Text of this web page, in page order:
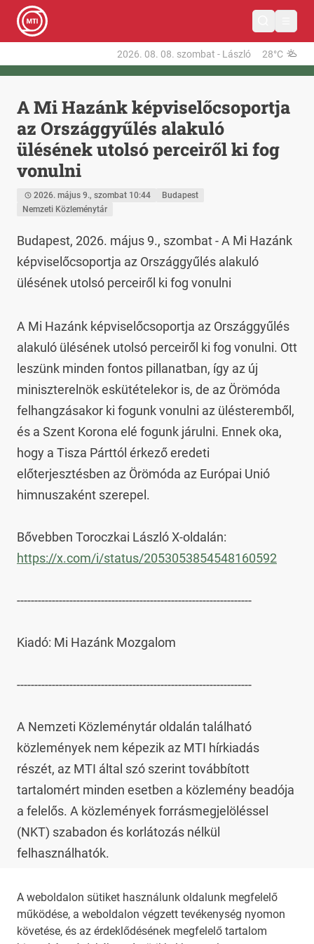
A weboldalon sütiket használunk oldalunk megfelelő
működése, a weboldalon végzett tevékenység nyomon
követése, és az érdeklődésének megfelelő tartalom
2026. 08. 08. szombat - László 28°C
A Mi Hazánk képviselőcsoportja
az Országgyűlés alakuló
ülésének utolsó perceiről ki fog
vonulni
2026. május 9., szombat 10:44
Budapest
Nemzeti Közleménytár
Budapest, 2026. május 9., szombat - A Mi Hazánk
képviselőcsoportja az Országgyűlés alakuló
ülésének utolsó perceiről ki fog vonulni
A Mi Hazánk képviselőcsoportja az Országgyűlés
alakuló ülésének utolsó perceiről ki fog vonulni. Ott
leszünk minden fontos pillanatban, így az új
miniszterelnök eskütételekor is, de az Örömóda
felhangzásakor ki fogunk vonulni az ülésteremből,
és a Szent Korona elé fogunk járulni. Ennek oka,
hogy a Tisza Párttól érkező eredeti
előterjesztésben az Örömóda az Európai Unió
himnuszaként szerepel.
https://x.com/i/status/2053053854548160592
-------------------------------------------------------------------
Kiadó: Mi Hazánk Mozgalom
-------------------------------------------------------------------
A Nemzeti Közleménytár oldalán található
közlemények nem képezik az MTI hírkiadás
részét, az MTI által szó szerint továbbított
tartalomért minden esetben a közlemény beadója
a felelős. A közlemények forrásmegjelöléssel
(NKT) szabadon és korlátozás nélkül
felhasználhatók.
Az NKT szolgáltatással kapcsolatban további
információt az nkt@dunamsz.hu elektronikus
levelező címen kaphat.